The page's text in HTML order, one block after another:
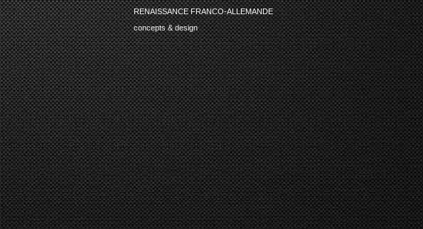
RENAISSANCE FRANCO-ALLEMANDE
concepts & design